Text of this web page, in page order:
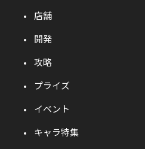
店舗
開発
攻略
プライズ
イベント
キャラ特集